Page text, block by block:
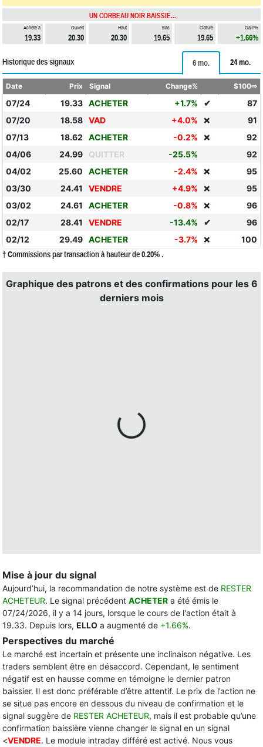
UN CORBEAU NOIR BAISSIE...
Acheté à
19.33
Ouvert
20.30
Haut
20.30
Bas
19.65
Clôture
19.65
Gain%
+1.66%
Historique des signaux 6 mo. 24 mo.
Date Prix Signal Change% $100⇨
07/24 19.33 ACHETER +1.7% ✔
87
07/20
18.58 VAD +4.0% ❌
91
07/13
18.62 ACHETER -0.2% ❌
92
04/06
24.99 QUITTER -25.5%
92
04/02
25.60 ACHETER -2.4% ❌
95
03/30
24.41 VENDRE +4.9% ❌
95
03/02
24.61 ACHETER -0.8% ❌
96
02/17
28.41 VENDRE -13.4% ✔
96
02/12
29.49 ACHETER -3.7% ❌ 100
† Commissions par transaction à hauteur de 0.20% .
Graphique des patrons et des confirmations pour les 6
derniers mois
Mise à jour du signal
Aujourd’hui, la recommandation de notre système est de RESTER
ACHETEUR. Le signal précédent ACHETER a été émis le
07/24/2026, il y a 14 jours, lorsque le cours de l'action était à
19.33. Depuis lors, ELLO a augmenté de +1.66%.
Perspectives du marché
Le marché est incertain et présente une inclinaison négative. Les
traders semblent être en désaccord. Cependant, le sentiment
négatif est en hausse comme en témoigne le dernier patron
baissier. Il est donc préférable d’être attentif. Le prix de l’action ne
se situe pas encore en dessous du niveau de confirmation et le
signal suggère de RESTER ACHETEUR, mais il est probable qu’une
confirmation baissière vienne changer le signal en un signal
<VENDRE. Le module intraday différé est activé. Nous vous